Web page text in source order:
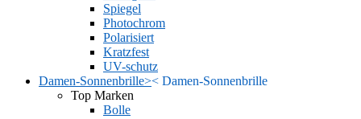
Spiegel
Photochrom
Polarisiert
Kratzfest
UV-schutz
Damen-Sonnenbrille>< Damen-Sonnenbrille
Top Marken
Bolle